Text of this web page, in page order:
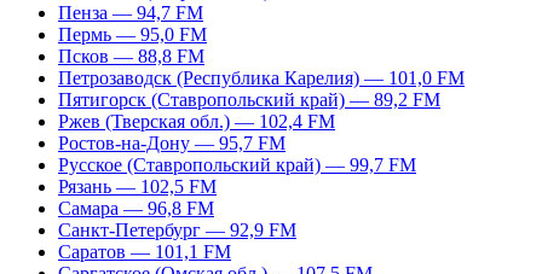
Пенза — 94,7 FM
Пермь — 95,0 FM
Псков — 88,8 FM
Петрозаводск (Республика Карелия) — 101,0 FM
Пятигорск (Ставропольский край) — 89,2 FM
Ржев (Тверская обл.) — 102,4 FM
Ростов-на-Дону — 95,7 FM
Русское (Ставропольский край) — 99,7 FM
Рязань — 102,5 FM
Самара — 96,8 FM
Санкт-Петербург — 92,9 FM
Саратов — 101,1 FM